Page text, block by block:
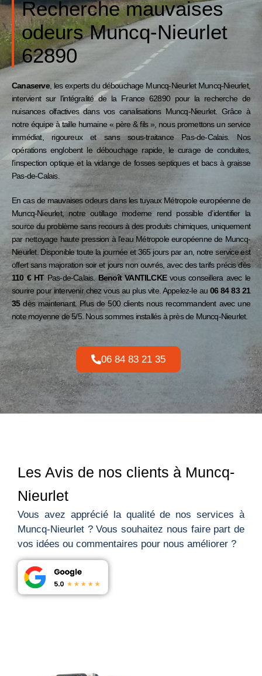
Recherche mauvaises
odeurs Muncq-Nieurlet
62890
Canaserve, les experts du débouchage Muncq-Nieurlet Muncq-Nieurlet,
intervient sur l’intégralité de la France 62890 pour la recherche de
nuisances olfactives dans vos canalisations Muncq-Nieurlet. Grâce à
notre équipe à taille humaine « père & fils », nous promettons un service
immédiat, rigoureux et sans sous-traitance Pas-de-Calais. Nos
opérations englobent le débouchage rapide, le curage de conduites,
l’inspection optique et la vidange de fosses septiques et bacs à graisse
Pas-de-Calais.
En cas de mauvaises odeurs dans les tuyaux Métropole européenne de
Muncq-Nieurlet, notre outillage moderne rend possible d’identifier la
source du problème sans recours à des produits chimiques, uniquement
par nettoyage haute pression à l’eau Métropole européenne de Muncq-
Nieurlet. Disponible toute la journée et 365 jours par an, notre service est
offert sans majoration soir et jours non ouvrés, avec des tarifs précis dès
110 € HTPas-de-Calais. Benoît VANTILCKEvous conseillera avec le
sourire pour intervenir chez vous au plus vite. Appelez-le au 06 84 83 21
35dès maintenant. Plus de 500 clients nous recommandent avec une
note moyenne de 5/5. Nous sommes installés à près de Muncq-Nieurlet.
06 84 83 21 35
Les Avis de nos clients à Muncq-
Nieurlet
Vous avez apprécié la qualité de nos services à
Muncq-Nieurlet ? Vous souhaitez nous faire part de
vos idées ou commentaires pour nous améliorer ?